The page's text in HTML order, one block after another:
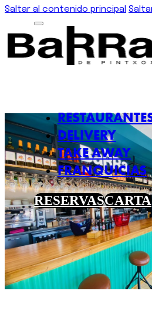
Saltar al contenido principal
DELIVERY
TAKE AWAY
FRANQUICIAS
RESERVASCARTA